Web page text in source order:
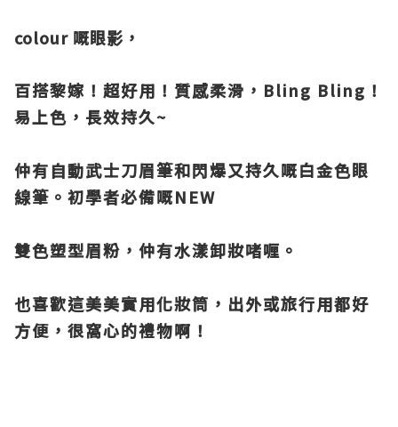
colour 嘅眼影，
百搭黎嫁！超好用！質感柔滑，Bling Bling！
易上色，長效持久~
仲有自動武士刀眉筆和閃爆又持久嘅白金色眼
線筆。初學者必備嘅NEW
雙色塑型眉粉，仲有水漾卸妝啫喱。
也喜歡這美美實用化妝筒，出外或旅行用都好
方便，很窩心的禮物啊！